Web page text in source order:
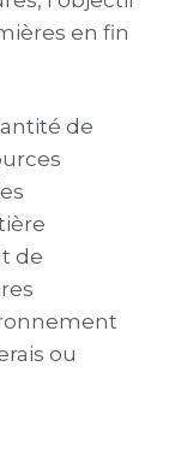
en fin
de
de
ou